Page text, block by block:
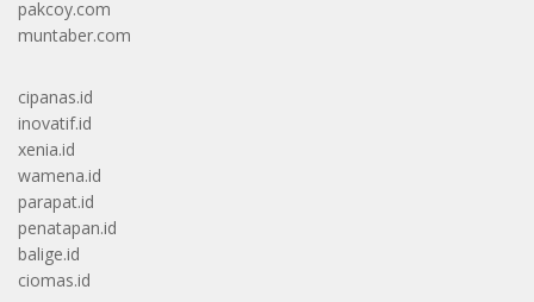
pakcoy.com
muntaber.com
cipanas.id
inovatif.id
xenia.id
wamena.id
parapat.id
penatapan.id
balige.id
ciomas.id